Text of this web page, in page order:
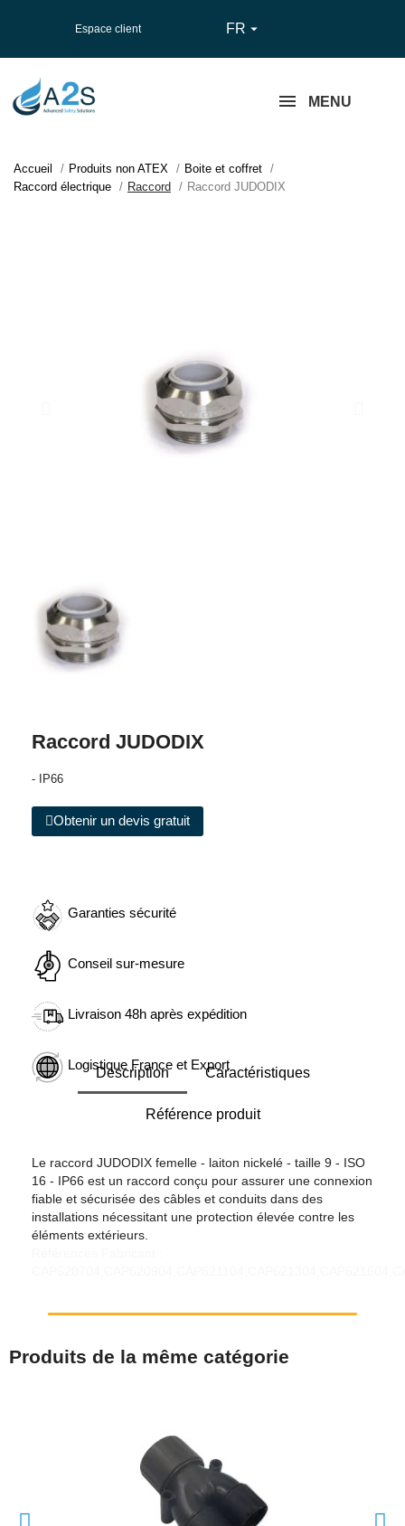
Espace client FR 
MENU
Accueil Produits non ATEX
Boite et coffret
Raccord électrique
Raccord Raccord JUDODIX
Raccord JUDODIX
- IP66
Obtenir un devis gratuit
Garanties sécurité
Conseil sur-mesure
Livraison 48h après expédition
Logistique France et Export
Description Caractéristiques
Référence produit
Le raccord JUDODIX femelle - laiton nickelé - taille 9 - ISO
16 - IP66 est un raccord conçu pour assurer une connexion
fiable et sécurisée des câbles et conduits dans des
installations nécessitant une protection élevée contre les
éléments extérieurs.
Produits de la même catégorie